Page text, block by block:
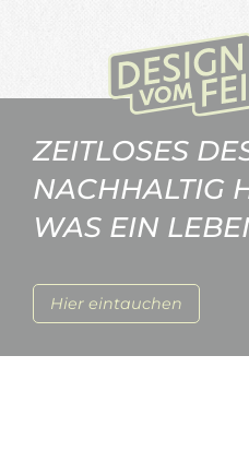
Hier eintauchen
ZEITLOSES
NACHHALTIG
WAS EIN